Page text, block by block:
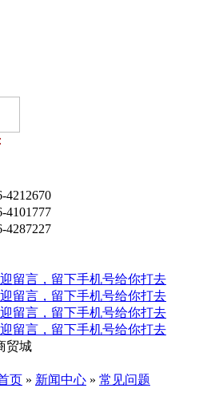
贸城
页 » 新闻中心 » 常见问题